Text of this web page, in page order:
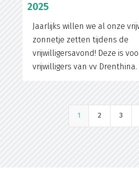
2025
Jaarlijks willen we al onze
zonnetje zetten tijdens de
vrijwilligersavond! Deze is
vrijwilligers van vv Drenthina.
1 2 3